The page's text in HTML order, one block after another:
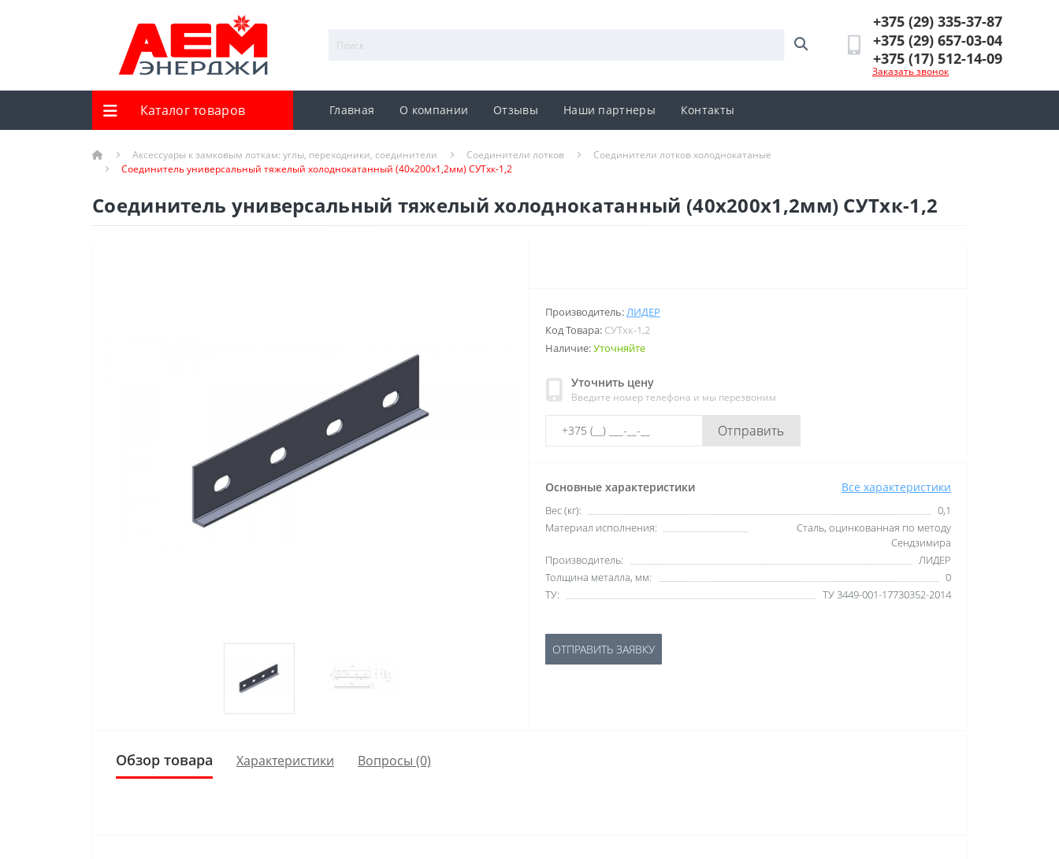
+375 (29) 335-37-87
+375 (29) 657-03-04
+375 (17) 512-14-09
Заказать звонок
Каталог товаров Главная О компании Отзывы Наши партнеры Контакты
Аксессуары к замковым лоткам: углы, переходники, соединители Соединители лотков
Соединители лотков холоднокатаные
Соединитель универсальный тяжелый холоднокатанный (40х200х1,2мм) СУТхк-1,2
Соединитель универсальный тяжелый холоднокатанный (40х200х1,2мм) СУТхк-1,2
Производитель:ЛИДЕР
Код Товара: СУТхк-1,2
Наличие:Уточняйте
Уточнить цену
Введите номер телефона и мы перезвоним
Отправить
Основные характеристики Все характеристики
Вес (кг):
0,1
Материал исполнения:
Сталь, оцинкованная по методу
Сендзимира
Производитель:
ЛИДЕР
Толщина металла, мм:
0
ТУ:
ТУ 3449-001-17730352-2014
ОТПРАВИТЬ ЗАЯВКУ
Обзор товара Характеристики Вопросы (0)